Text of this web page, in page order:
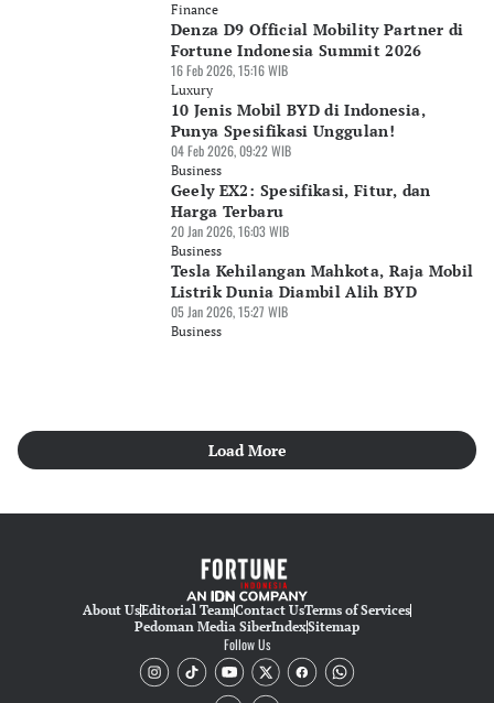
Finance
Denza D9 Official Mobility Partner di
Fortune Indonesia Summit 2026
16 Feb 2026, 15:16 WIB
Luxury
10 Jenis Mobil BYD di Indonesia,
Punya Spesifikasi Unggulan!
04 Feb 2026, 09:22 WIB
Business
Geely EX2: Spesifikasi, Fitur, dan
Harga Terbaru
20 Jan 2026, 16:03 WIB
Business
Tesla Kehilangan Mahkota, Raja Mobil
Listrik Dunia Diambil Alih BYD
05 Jan 2026, 15:27 WIB
Business
Load More
About UsEditorial TeamContact UsTerms of Services
Pedoman Media SiberIndexSitemap
Follow Us